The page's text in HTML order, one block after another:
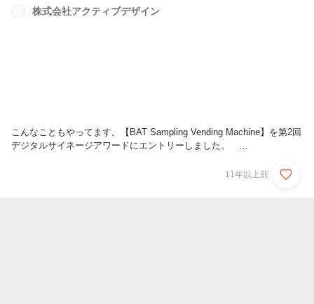
株式会社アクティブデザイン
こんなこともやってます。【BAT Sampling Vending Machine】を第2回
デジタルサイネージアワードにエントリーしました。
11年以上前